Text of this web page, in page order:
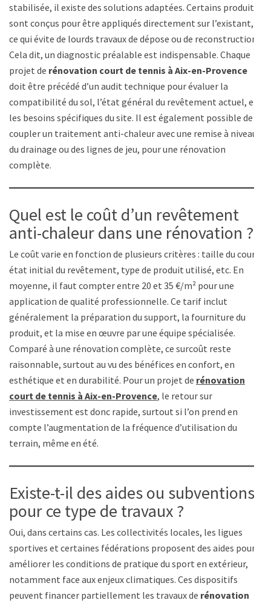
stabilisée, il existe des solutions adaptées. Certains produits
sont conçus pour être appliqués directement sur l’existant,
ce qui évite de lourds travaux de dépose ou de reconstruction.
Cela dit, un diagnostic préalable est indispensable. Chaque
projet de rénovation court de tennis à Aix-en-Provence
doit être précédé d’un audit technique pour évaluer la
compatibilité du sol, l’état général du revêtement actuel, et
les besoins spécifiques du site. Il est également possible de
coupler un traitement anti-chaleur avec une remise à niveau
du drainage ou des lignes de jeu, pour une rénovation
complète.
Quel est le coût d’un revêtement
anti-chaleur dans une rénovation ?
Le coût varie en fonction de plusieurs critères : taille du court,
état initial du revêtement, type de produit utilisé, etc. En
moyenne, il faut compter entre 20 et 35 €/m² pour une
application de qualité professionnelle. Ce tarif inclut
généralement la préparation du support, la fourniture du
produit, et la mise en œuvre par une équipe spécialisée.
Comparé à une rénovation complète, ce surcoût reste
raisonnable, surtout au vu des bénéfices en confort, en
esthétique et en durabilité. Pour un projet de rénovation
court de tennis à Aix-en-Provence, le retour sur
investissement est donc rapide, surtout si l’on prend en
compte l’augmentation de la fréquence d’utilisation du
terrain, même en été.
Existe-t-il des aides ou subventions
pour ce type de travaux ?
Oui, dans certains cas. Les collectivités locales, les ligues
sportives et certaines fédérations proposent des aides pour
améliorer les conditions de pratique du sport en extérieur,
notamment face aux enjeux climatiques. Ces dispositifs
peuvent financer partiellement les travaux de rénovation